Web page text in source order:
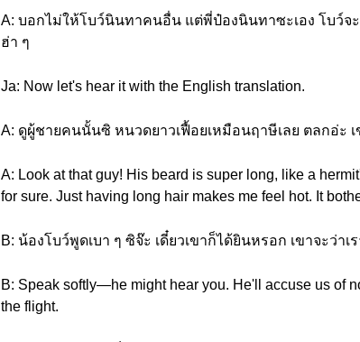
A: บอกไม่ให้โบว์นินทาคนอื่น แต่พี่ป๋องนินทาซะเอง โบว์
ฮ่า ๆ
Ja: Now let's hear it with the English translation.
A: ดูผู้ชายคนนั้นซิ หนวดยาวเฟื้อยเหมือนฤาษีเลย ตลกอ่ะ
A: Look at that guy! His beard is super long, like a
for sure. Just having long hair makes me feel hot. It
B: น้องโบว์พูดเบา ๆ ซิจ๊ะ เดี๋ยวเขาก็ได้ยินหรอก เขาจะว่
B: Speak softly—he might hear you. He'll accuse us of
the flight.